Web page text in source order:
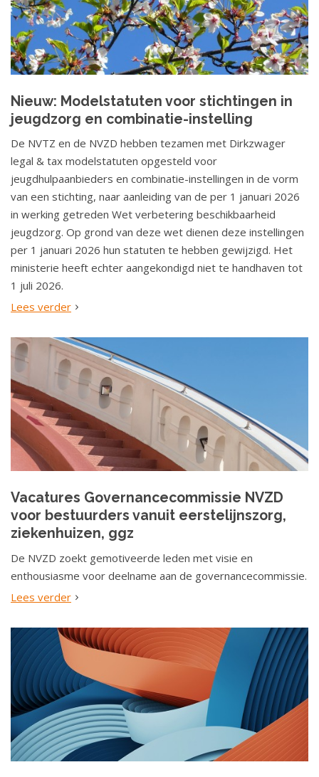
Nieuw: Modelstatuten voor stichtingen in
jeugdzorg en combinatie-instelling
De NVTZ en de NVZD hebben tezamen met Dirkzwager
legal & tax modelstatuten opgesteld voor
jeugdhulpaanbieders en combinatie-instellingen in de vorm
van een stichting, naar aanleiding van de per 1 januari 2026
in werking getreden Wet verbetering beschikbaarheid
jeugdzorg. Op grond van deze wet dienen deze instellingen
per 1 januari 2026 hun statuten te hebben gewijzigd. Het
ministerie heeft echter aangekondigd niet te handhaven tot
1 juli 2026.
Lees verder
Vacatures Governancecommissie NVZD
voor bestuurders vanuit eerstelijnszorg,
ziekenhuizen, ggz
De NVZD zoekt gemotiveerde leden met visie en
enthousiasme voor deelname aan de governancecommissie.
Lees verder